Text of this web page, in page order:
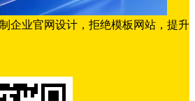
企业官网设计，拒绝模板网站，提升